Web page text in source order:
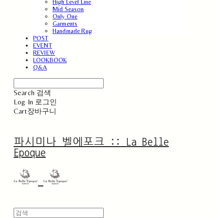
High Level Line
Mid Season
Only One
Garments
Handmade Rug
POST
EVENT
REVIEW
LOOKBOOK
Q&A
Search 검색
Log In 로그인
Cart장바구니
파시미나 벨에포크 :: La Belle
Epoque